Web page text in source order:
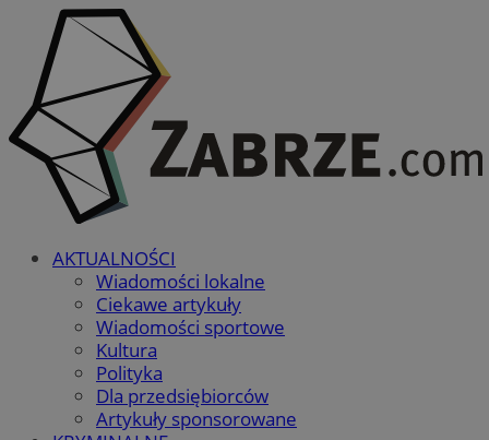
AKTUALNOŚCI
Wiadomości lokalne
Ciekawe artykuły
Wiadomości sportowe
Kultura
Polityka
Dla przedsiębiorców
Artykuły sponsorowane